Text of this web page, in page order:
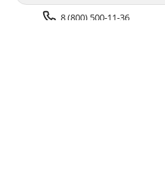
8 (800) 500-11-36